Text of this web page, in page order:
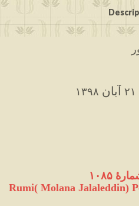
آبان
۱۰۸۵
Rumi( Molana Jalaleddin)